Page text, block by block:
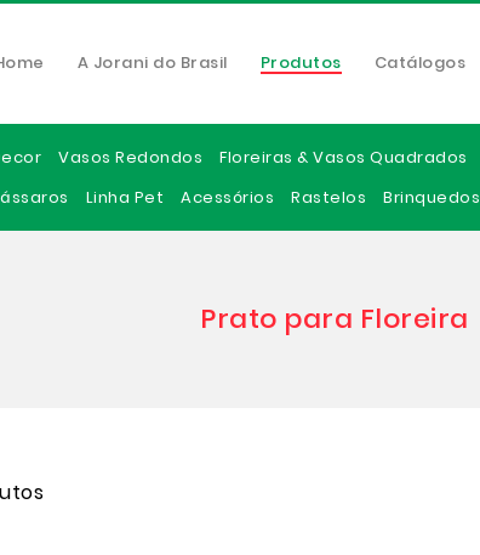
A Jorani do Brasil Produtos Catálogos
Vasos Redondos Floreiras & Vasos Quadrados
Linha Pet Acessórios Rastelos Brinquedos
Prato para Floreira